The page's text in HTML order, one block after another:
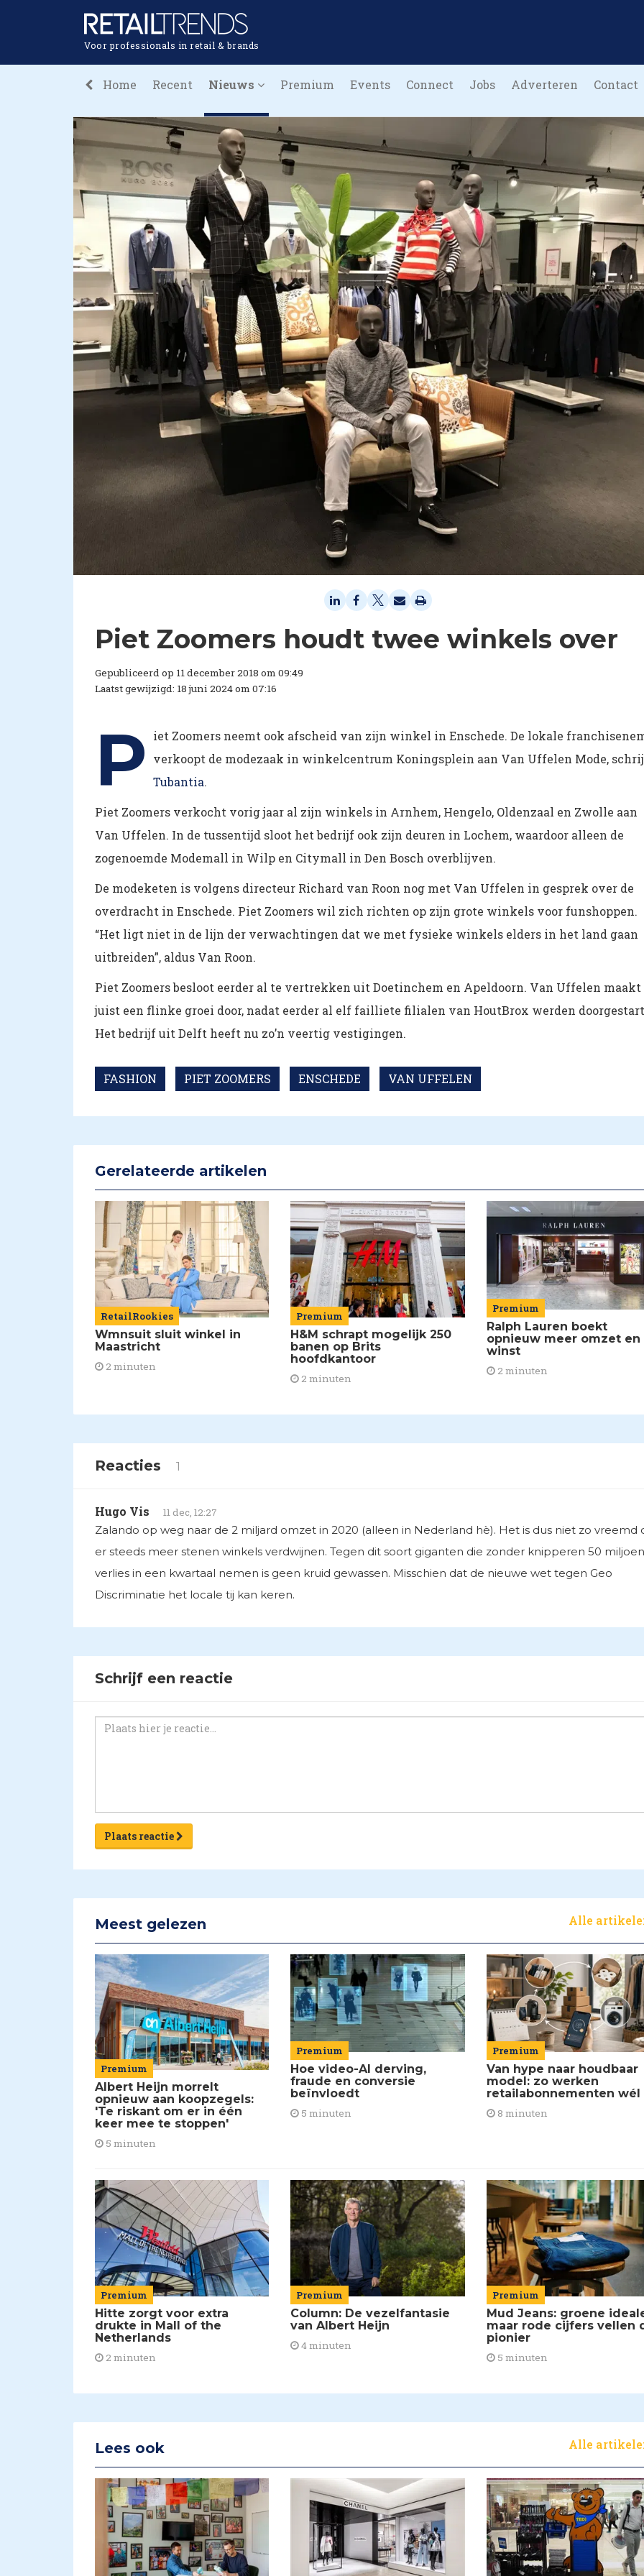
Voor professionals in retail & brands
Home Recent Nieuws Premium Events Connect Jobs Adverteren Contact
Piet Zoomers houdt twee winkels over
Gepubliceerd op 11 december 2018 om 09:49
Laatst gewijzigd: 18 juni 2024 om 07:16
P
iet Zoomers neemt ook afscheid van zijn winkel in Enschede. De lokale
verkoopt de modezaak in winkelcentrum Koningsplein aan Van Uffelen Mode,
Tubantia.
Piet Zoomers verkocht vorig jaar al zijn winkels in Arnhem, Hengelo, Oldenzaal en Zwolle aan
Van Uffelen. In de tussentijd sloot het bedrijf ook zijn deuren in Lochem, waardoor alleen de
zogenoemde Modemall in Wilp en Citymall in Den Bosch overblijven.
De modeketen is volgens directeur Richard van Roon nog met Van Uffelen in gesprek over de
overdracht in Enschede. Piet Zoomers wil zich richten op zijn grote winkels voor funshoppen.
“Het ligt niet in de lijn der verwachtingen dat we met fysieke winkels elders in het land gaan
uitbreiden”, aldus Van Roon.
Piet Zoomers besloot eerder al te vertrekken uit Doetinchem en Apeldoorn. Van Uffelen maakt
juist een flinke groei door, nadat eerder al elf failliete filialen van HoutBrox werden
Het bedrijf uit Delft heeft nu zo’n veertig vestigingen.
FASHION PIET ZOOMERS ENSCHEDE VAN UFFELEN
Gerelateerde artikelen
RetailRookies
Wmnsuit sluit winkel in
Maastricht
2 minuten
Premium
H&M schrapt mogelijk 250
banen op Brits
hoofdkantoor
2 minuten
Premium
Ralph Lauren boekt
opnieuw meer omzet en
winst
2 minuten
Reacties 1
Hugo Vis 11 dec, 12:27
Zalando op weg naar de 2 miljard omzet in 2020 (alleen in Nederland hè). Het is dus niet zo vreemd
er steeds meer stenen winkels verdwijnen. Tegen dit soort giganten die zonder knipperen 50 miljoen
verlies in een kwartaal nemen is geen kruid gewassen. Misschien dat de nieuwe wet tegen Geo
Discriminatie het locale tij kan keren.
Schrijf een reactie
Plaats reactie
Meest gelezen Alle
Premium
Albert Heijn morrelt
opnieuw aan koopzegels:
'Te riskant om er in één
keer mee te stoppen'
5 minuten
Premium
Hoe video-AI derving,
fraude en conversie
beïnvloedt
5 minuten
Premium
Van hype naar houdbaar
model: zo werken
retailabonnementen wél
8 minuten
Premium
Hitte zorgt voor extra
drukte in Mall of the
Netherlands
2 minuten
Premium
Column: De vezelfantasie
van Albert Heijn
4 minuten
Premium
Mud Jeans: groene
maar rode cijfers vellen
pionier
5 minuten
Lees ook Alle